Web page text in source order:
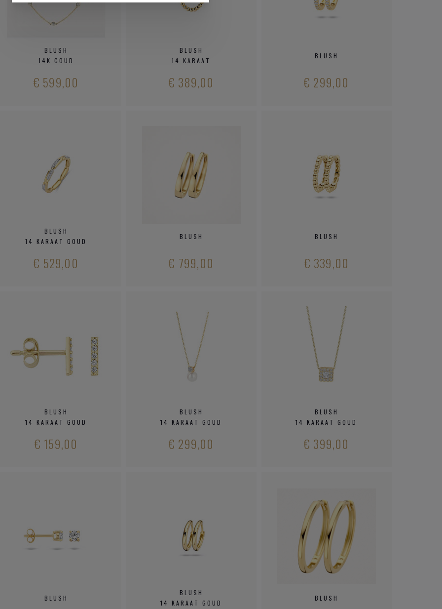
BLUSH
14K GOUD
€ 599,00
BLUSH
14 KARAAT
€ 389,00
BLUSH
€ 299,00
BLUSH
14 KARAAT GOUD
€ 529,00
BLUSH
€ 799,00
BLUSH
€ 339,00
BLUSH
14 KARAAT GOUD
€ 159,00
BLUSH
14 KARAAT GOUD
€ 299,00
BLUSH
14 KARAAT GOUD
€ 399,00
BLUSH
BLUSH
14 KARAAT GOUD
BLUSH